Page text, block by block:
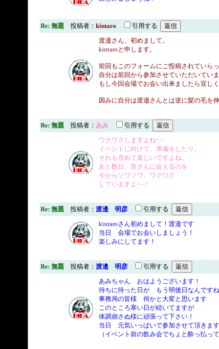
Re: 無題 投稿者： kintaro
引用する
渡邉さん、初めまして。
kintaroと申します。
前回もこのフォームにご投稿されていら
自分は前回から参加させていただいてい
もし今回会場でお会い出来ましたら宜し
因みに自分は渡邉さんとは逆に髪の毛を
Re: 無題 投稿者： あみ
引用する
ワクワクしますよね^ ^
イベントに向けて、準備をしたり。
それも含めて楽しいですよね。
あと数日、皆さんに会えるのを
今からソワソワ、ワクワク
していますよ^ - ^
Re: 無題 投稿者： 渡邉 明彦
引用する
kintaroさん初めまして！渡邉です
当日 会場でお会いしましょう！
楽しみにしてます！
Re: 無題 投稿者： 渡邉 明彦
引用する
あみちゃん おはようございます！
待ちに待った日が もう明後日なんです
事務局の皆様 何かと大変と思います
このところ寒い日が続いてますが
体調崩さぬ様に頑張って下さい！
当日 元気いっぱいで参加させて頂きま
（イベント前の飲み会でちょと酔っ払っ